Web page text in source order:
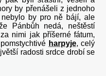
by přenášeli z jednoho
by pro ně bájí, ale
Pánbůh nedá, neštěstí
nimi jak příšerné fátum,
harpyje, celý
radosti srdce drobí se